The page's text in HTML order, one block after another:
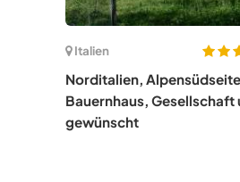
Italien
Norditalien,
Bauernhaus, Gesellschaft
gewünscht